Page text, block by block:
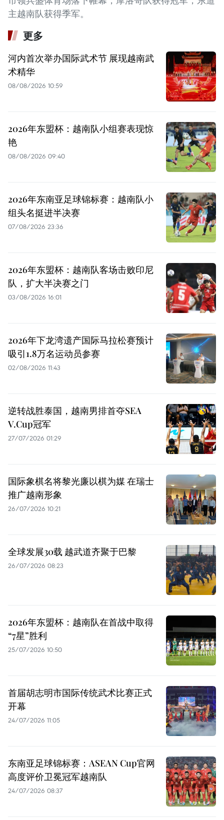
主越南队获得季军。
更多
河内首次举办国际武术节 展现越南武
术精华
08/08/2026 10:59
2026年东盟杯：越南队小组赛表现惊
艳
08/08/2026 09:40
2026年东南亚足球锦标赛：越南队小
组头名挺进半决赛
07/08/2026 23:36
2026年东盟杯：越南队客场击败印尼
队，扩大半决赛之门
03/08/2026 16:01
2026年下龙湾遗产国际马拉松赛预计
吸引1.8万名运动员参赛
02/08/2026 11:43
逆转战胜泰国，越南男排首夺SEA
V.Cup冠军
27/07/2026 01:29
国际象棋名将黎光廉以棋为媒 在瑞士
推广越南形象
26/07/2026 10:21
全球发展30载 越武道齐聚于巴黎
26/07/2026 08:23
2026年东盟杯：越南队在首战中取得
“7星”胜利
25/07/2026 10:50
首届胡志明市国际传统武术比赛正式
开幕
24/07/2026 11:05
东南亚足球锦标赛：ASEAN Cup官网
高度评价卫冕冠军越南队
24/07/2026 08:37